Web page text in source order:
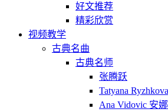
好文推荐
精彩欣赏
视频教学
古典名曲
古典名师
张腾跃
Tatyana
Ana Vidovic 安